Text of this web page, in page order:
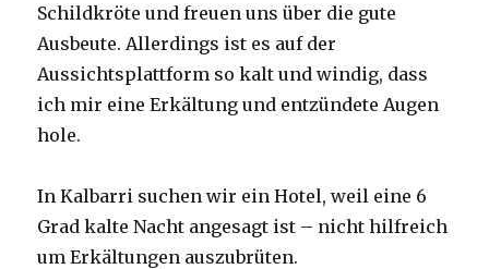
Schildkröte und freuen uns über die gute
Ausbeute. Allerdings ist es auf der
Aussichtsplattform so kalt und windig, dass
ich mir eine Erkältung und entzündete Augen
hole.
In Kalbarri suchen wir ein Hotel, weil eine 6
Grad kalte Nacht angesagt ist – nicht hilfreich
um Erkältungen auszubrüten.